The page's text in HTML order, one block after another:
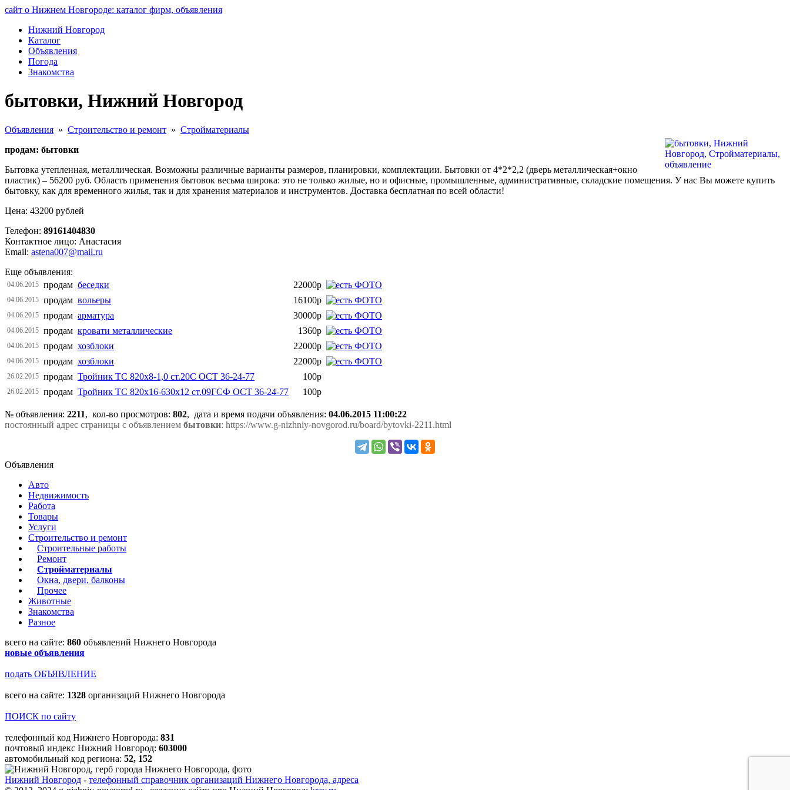
сайт о Нижнем Новгороде: каталог фирм, объявления
Нижний Новгород
Каталог
Объявления
Погода
Знакомства
бытовки, Нижний Новгород
Объявления » Строительство и ремонт » Стройматериалы
продам: бытовки
Бытовка утепленная, металлическая. Возможны различные варианты размеров, планировки, комплектации. Бытовки от 4*2*2,2 (дверь металлическая+окно
пластик) – 56200 руб. Область применения бытовок весьма широка: это не только жилые, но и офисные, промышленные, административные, складские помещения. У нас Вы можете купить
бытовку, как для временного жилья, так и для хранения материалов и инструментов. Доставка бесплатная по всей области!
Цена: 43200 рублей
Телефон: 89161404830
Контактное лицо: Анастасия
Email: astena007@mail.ru
Еще объявления:
04.06.2015 продам беседки 22000р
04.06.2015 продам вольеры 16100р
04.06.2015 продам арматура 30000р
04.06.2015 продам кровати металлические 1360р
04.06.2015 продам хозблоки 22000р
04.06.2015 продам хозблоки 22000р
26.02.2015 продам Тройник ТС 820х8-1,0 ст.20С ОСТ 36-24-77 100р
26.02.2015 продам Тройник ТС 820х16-630х12 ст.09ГСФ ОСТ 36-24-77 100р
№ объявления: 2211, кол-во просмотров: 802, дата и время подачи объявления: 04.06.2015 11:00:22
постоянный адрес страницы с объявлением бытовки: https://www.g-nizhniy-novgorod.ru/board/bytovki-2211.html
Объявления
Авто
Недвижимость
Работа
Товары
Услуги
Строительство и ремонт
Строительные работы
Ремонт
Стройматериалы
Окна, двери, балконы
Прочее
Животные
Знакомства
Разное
всего на сайте: 860 объявлений Нижнего Новгорода
новые объявления
подать ОБЪЯВЛЕНИЕ
всего на сайте: 1328 организаций Нижнего Новгорода
ПОИСК по сайту
телефонный код Нижнего Новгорода: 831
почтовый индекс Нижний Новгород: 603000
автомобильный код региона: 52, 152
Нижний Новгород - телефонный справочник организаций Нижнего Новгорода, адреса